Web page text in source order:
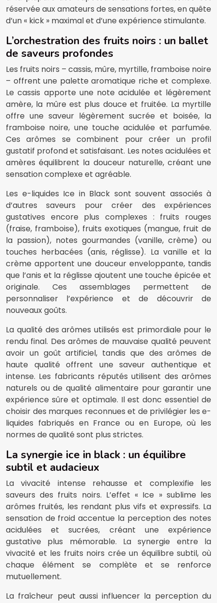
réservée aux amateurs de sensations fortes, en quête
d’un « kick » maximal et d’une expérience stimulante.
L’orchestration des fruits noirs : un ballet
de saveurs profondes
Les fruits noirs – cassis, mûre, myrtille, framboise noire
– offrent une palette aromatique riche et complexe.
Le cassis apporte une note acidulée et légèrement
amère, la mûre est plus douce et fruitée. La myrtille
offre une saveur légèrement sucrée et boisée, la
framboise noire, une touche acidulée et parfumée.
Ces arômes se combinent pour créer un profil
gustatif profond et satisfaisant. Les notes acidulées et
amères équilibrent la douceur naturelle, créant une
sensation complexe et agréable.
Les e-liquides Ice in Black sont souvent associés à
d’autres saveurs pour créer des expériences
gustatives encore plus complexes : fruits rouges
(fraise, framboise), fruits exotiques (mangue, fruit de
la passion), notes gourmandes (vanille, crème) ou
touches herbacées (anis, réglisse). La vanille et la
crème apportent une douceur enveloppante, tandis
que l’anis et la réglisse ajoutent une touche épicée et
originale. Ces assemblages permettent de
personnaliser l’expérience et de découvrir de
nouveaux goûts.
La qualité des arômes utilisés est primordiale pour le
rendu final. Des arômes de mauvaise qualité peuvent
avoir un goût artificiel, tandis que des arômes de
haute qualité offrent une saveur authentique et
intense. Les fabricants réputés utilisent des arômes
naturels ou de qualité alimentaire pour garantir une
expérience sûre et optimale. Il est donc essentiel de
choisir des marques reconnues et de privilégier les e-
liquides fabriqués en France ou en Europe, où les
normes de qualité sont plus strictes.
La synergie ice in black : un équilibre
subtil et audacieux
La vivacité intense rehausse et complexifie les
saveurs des fruits noirs. L’effet « Ice » sublime les
arômes fruités, les rendant plus vifs et expressifs. La
sensation de froid accentue la perception des notes
acidulées et sucrées, créant une expérience
gustative plus mémorable. La synergie entre la
vivacité et les fruits noirs crée un équilibre subtil, où
chaque élément se complète et se renforce
mutuellement.
La fraîcheur peut aussi influencer la perception du